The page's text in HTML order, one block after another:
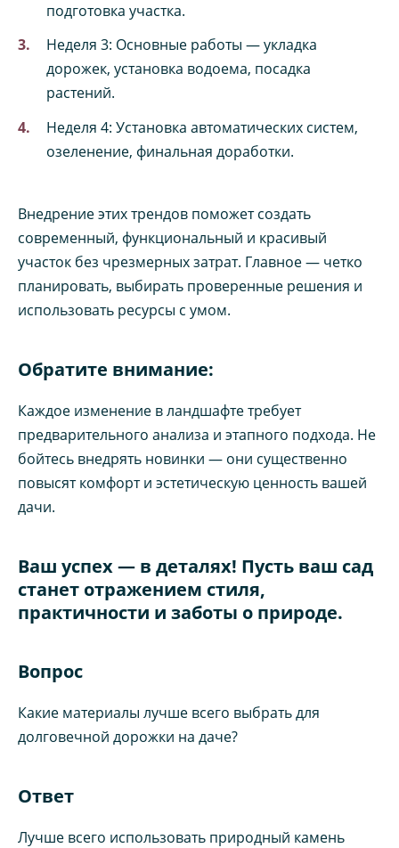
подготовка участка.
Неделя 3: Основные работы — укладка
дорожек, установка водоема, посадка
растений.
Неделя 4: Установка автоматических систем,
озеленение, финальная доработки.
Внедрение этих трендов поможет создать
современный, функциональный и красивый
участок без чрезмерных затрат. Главное — четко
планировать, выбирать проверенные решения и
использовать ресурсы с умом.
Обратите внимание:
Каждое изменение в ландшафте требует
предварительного анализа и этапного подхода. Не
бойтесь внедрять новинки — они существенно
повысят комфорт и эстетическую ценность вашей
дачи.
Ваш успех — в деталях! Пусть ваш сад
станет отражением стиля,
практичности и заботы о природе.
Вопрос
Какие материалы лучше всего выбрать для
долговечной дорожки на даче?
Ответ
Лучше всего использовать природный камень